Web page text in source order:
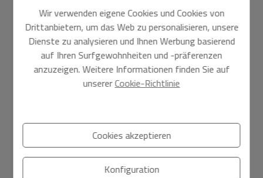
Ref. PE-015 176 m2 1.150 m 2 3 3
Wir verwenden eigene Cookies und Cookies von
Drittanbietern, um das Web zu personalisieren, unsere
Dienste zu analysieren und Ihnen Werbung basierend
auf Ihren Surfgewohnheiten und -präferenzen
anzuzeigen. Weitere Informationen finden Sie auf
unsererCookie-Richtlinie
Cookies akzeptieren
Konfiguration